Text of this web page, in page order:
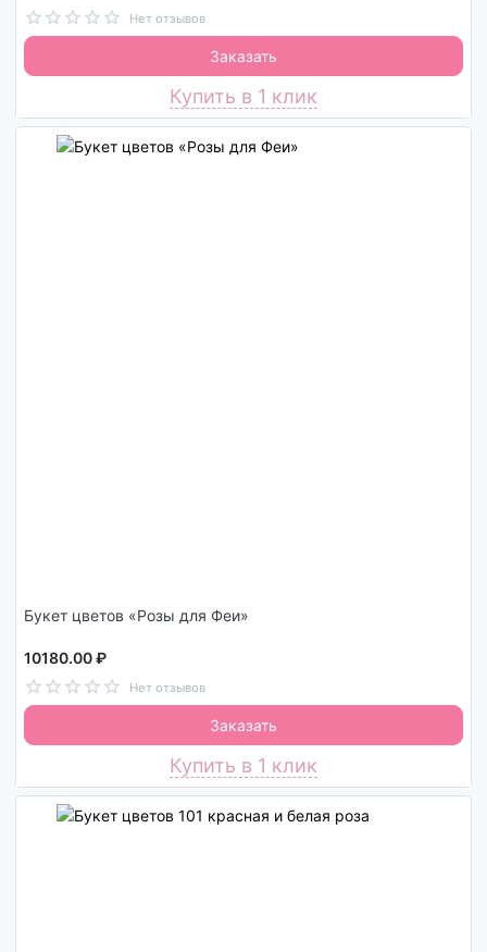
Нет отзывов
Заказать
Купить в 1 клик
Букет цветов «Розы для Феи»
10180.00 ₽
Нет отзывов
Заказать
Купить в 1 клик